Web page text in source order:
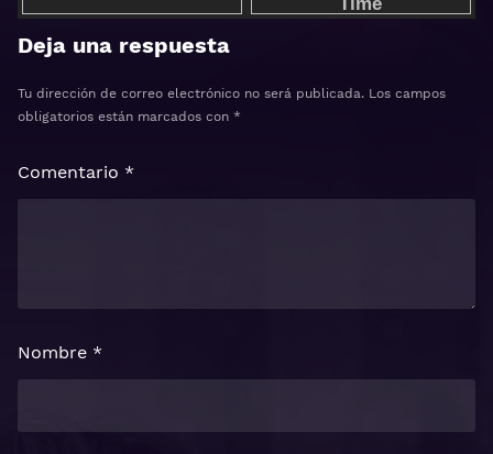
Deja una respuesta
Tu dirección de correo electrónico no será publicada. Los campos
obligatorios están marcados con *
Comentario *
Nombre *